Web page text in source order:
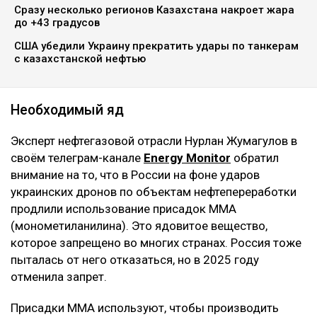
Сразу несколько регионов Казахстана накроет жара
до +43 градусов
США убедили Украину прекратить удары по танкерам
с казахстанской нефтью
Необходимый яд
Эксперт нефтегазовой отрасли Нурлан Жумагулов в
своём телеграм-канале Energy Monitor обратил
внимание на то, что в России на фоне ударов
украинских дронов по объектам нефтепереработки
продлили использование присадок ММА
(монометиланилина). Это ядовитое вещество,
которое запрещено во многих странах. Россия тоже
пыталась от него отказаться, но в 2025 году
отменила запрет.
Присадки ММА используют, чтобы производить